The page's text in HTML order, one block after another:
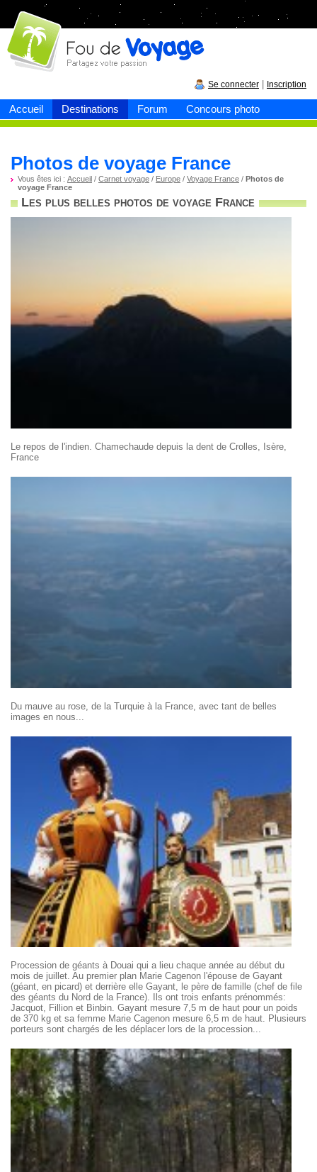
Accueil Destinations Forum Concours photo
Fou devoyage
Se connecter Inscription
Photos de voyage France
Vous êtes ici : Accueil / Carnet voyage / Europe / Voyage France / Photos de
voyage France
Les plus belles photos de voyage France
Le repos de l'indien. Chamechaude depuis la dent de Crolles, Isère,
France
Du mauve au rose, de la Turquie à la France, avec tant de belles
images en nous...
Procession de géants à Douai qui a lieu chaque année au début du
mois de juillet. Au premier plan Marie Cagenon l'épouse de Gayant
(géant, en picard) et derrière elle Gayant, le père de famille (chef de file
des géants du Nord de la France). Ils ont trois enfants prénommés:
Jacquot, Fillion et Binbin. Gayant mesure 7,5 m de haut pour un poids
de 370 kg et sa femme Marie Cagenon mesure 6,5 m de haut. Plusieurs
porteurs sont chargés de les déplacer lors de la procession...